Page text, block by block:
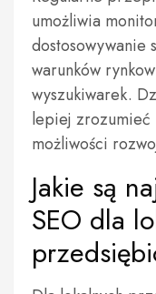
umożliwia
dostosowywanie
warunków
wyszukiwarek.
lepiej zrozumieć
możliwości
Jakie są
SEO dla